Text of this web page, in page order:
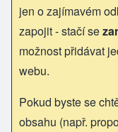
jen o zajímavém
zapojit - stačí se
možnost přidávat
webu.
Pokud byste se
obsahu (např.